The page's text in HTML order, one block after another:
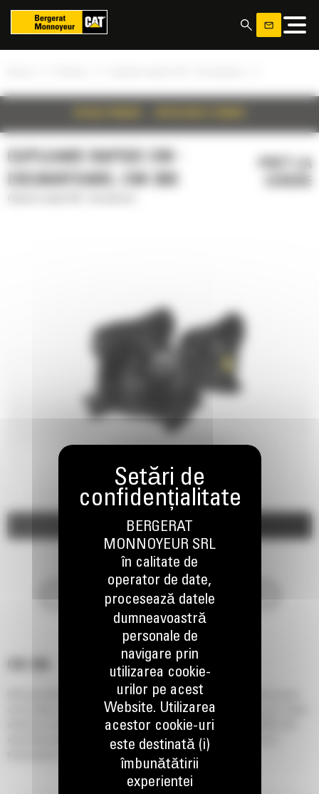
CUPLOARE RAPIDE CW -
EXCAVATOARE, CW-30S
Utilizarea eficienta a excavatoarelor inseamna alegerea uneltei corecte pentru
sarcina data. Cuplorul rapid CW30 face posibila schimbarea uneltelor prin simpla
detasare a uneia si montarea urmatoarei unelte de lucru. Cuplorul CW30S este
disponibil pentru excavatoarele Cat de mici dimensiuni sau alte marci de
transportoare cu capacitate de 15 pana la 25 tone.
Panoul de gestionare a panourilor cookie
BERGERAT
MONNOYEUR SRL
în calitate de
operator de date,
procesează datele
dumneavoastră
personale de
navigare prin
utilizarea cookie-
urilor pe acest
Website. Utilizarea
acestor cookie-uri
este destinată (i)
îmbunătătirii
experientei